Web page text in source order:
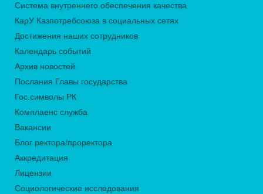
Система внутреннего обеспечения качества
КарУ Казпотребсоюза в социальных сетях
Достижения наших сотрудников
Календарь событий
Архив новостей
Послания Главы государства
Гос.символы РК
Комплаенс служба
Вакансии
Блог ректора/проректора
Аккредитация
Лицензии
Социологические исследования